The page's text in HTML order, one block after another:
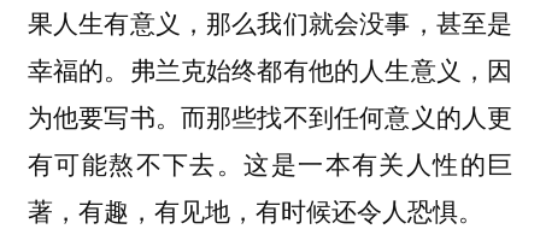
果人生有意义，那么我们就会没事，甚至是
幸福的。弗兰克始终都有他的人生意义，因
为他要写书。而那些找不到任何意义的人更
有可能熬不下去。这是一本有关人性的巨
著，有趣，有见地，有时候还令人恐惧。